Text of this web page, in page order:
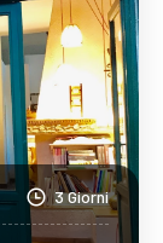
3 Giorni